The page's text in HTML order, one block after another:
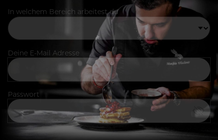
In welchem Bereich arbeitest du
Deine E-Mail Adresse
Passwort